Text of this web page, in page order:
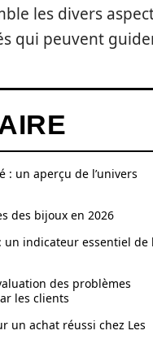
les divers
qui peuvent
: un aperçu de l’univers
des bijoux en 2026
un indicateur essentiel de
des problèmes
les clients
un achat réussi chez Les